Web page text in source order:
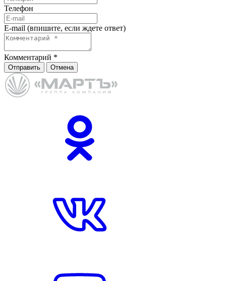
Телефон
E-mail (впишите, если ждете ответ)
Комментарий *
Отправить Отмена